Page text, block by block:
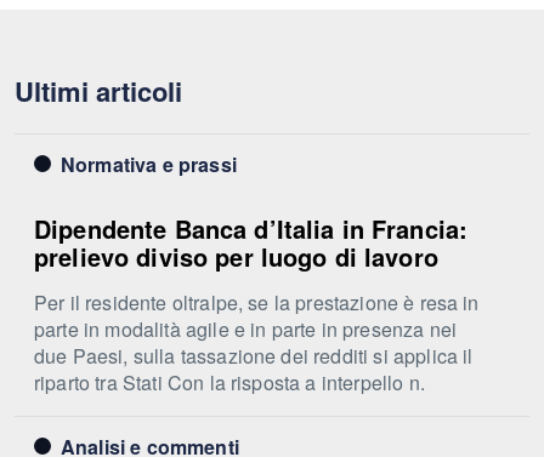
Ultimi articoli
Normativa e prassi
Dipendente Banca d’Italia in Francia:
prelievo diviso per luogo di lavoro
Per il residente oltralpe, se la prestazione è resa in
parte in modalità agile e in parte in presenza nei
due Paesi, sulla tassazione dei redditi si applica il
riparto tra Stati Con la risposta a interpello n.
Analisi e commenti